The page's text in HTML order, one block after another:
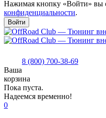
Нажимая кнопку «Войти» вы
конфиденциальности.
Войти
8 (800) 700-38-69
Ваша
корзина
Пока пуста.
Надеемся временно!
0